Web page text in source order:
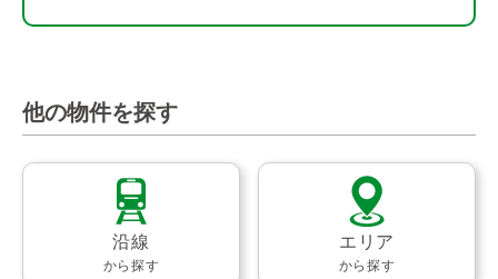
他の物件を探す
沿線
から探す
エリア
から探す